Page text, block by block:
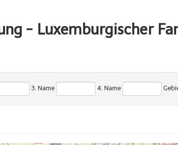
- Luxemburgischer
3. Name 4. Name